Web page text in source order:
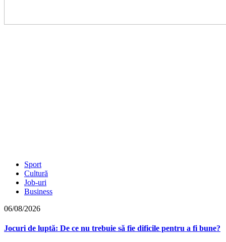
Sport
Cultură
Job-uri
Business
06/08/2026
Jocuri de luptă: De ce nu trebuie să fie dificile pentru a fi bune?